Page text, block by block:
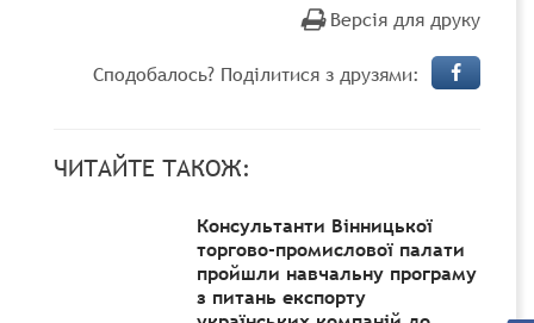
Версія для друку
Сподобалось? Поділитися з друзями:
ЧИТАЙТЕ ТАКОЖ:
Консультанти Вінницької
торгово-промислової палати
пройшли навчальну програму
з питань експорту